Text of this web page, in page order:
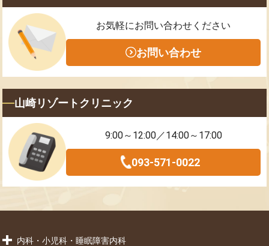
お気軽にお問い合わせください
お問い合わせ
山崎リゾートクリニック
9:00～12:00／14:00～17:00
093-571-0022
内科・小児科・睡眠障害内科